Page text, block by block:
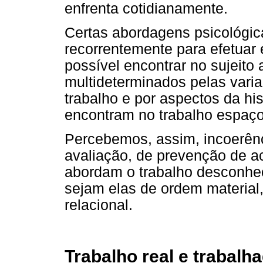
enfrenta cotidianamente.
Certas abordagens
recorrentemente para
possível encontrar no sujeito
multideterminados pelas
trabalho e por aspectos da
encontram no trabalho
Percebemos, assim,
avaliação, de prevenção de
abordam o trabalho
sejam elas de ordem
relacional.
Trabalho real e